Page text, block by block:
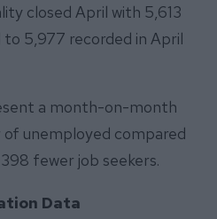
closed April with 5,613
5,977 recorded in April
a month-on-month
unemployed compared
fewer job seekers.
Data